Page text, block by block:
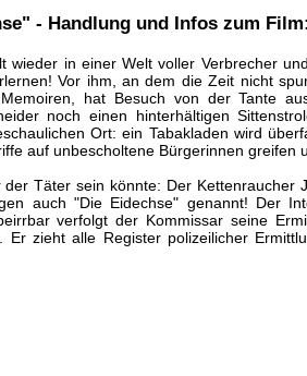
- Handlung und Infos zum Film:
wieder in einer Welt voller Verbrecher
Vor ihm, an dem die Zeit nicht
hat Besuch von der Tante
noch einen hinterhältigen
Ort: ein Tabakladen wird
auf unbescholtene Bürgerinnen greifen
Täter sein könnte: Der Kettenraucher
auch "Die Eidechse" genannt! Der
verfolgt der Kommissar seine
zieht alle Register polizeilicher